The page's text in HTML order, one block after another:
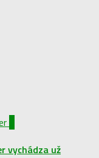
vychádza už